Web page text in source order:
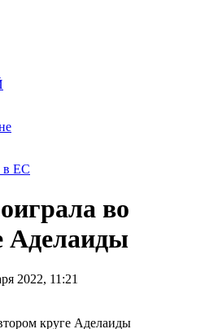
в ЕС
во
Аделаиды
2022, 11:21